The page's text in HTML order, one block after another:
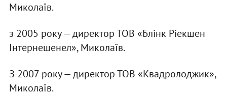
Миколаїв.
з 2005 року — директор ТОВ «Блінк Ріекшен
Інтернешенел», Миколаїв.
З 2007 року — директор ТОВ «Квадролоджик»,
Миколаїв.